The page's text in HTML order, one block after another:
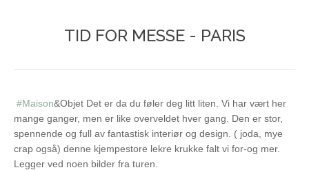
TID FOR MESSE - PARIS
#Maison&Objet Det er da du føler deg litt liten. Vi har vært her
mange ganger, men er like overveldet hver gang. Den er stor,
spennende og full av fantastisk interiør og design. ( joda, mye
crap også) denne kjempestore lekre krukke falt vi for-og mer.
Legger ved noen bilder fra turen.